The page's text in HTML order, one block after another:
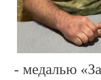
- медалью